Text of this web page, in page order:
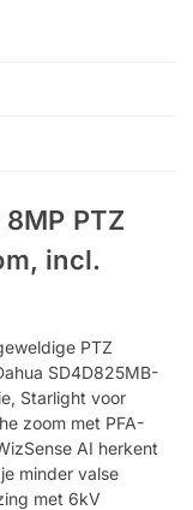
PTZ
incl.
PTZ
SD4D825MB-
Starlight voor
zoom met PFA-
AI herkent
minder valse
met 6kV